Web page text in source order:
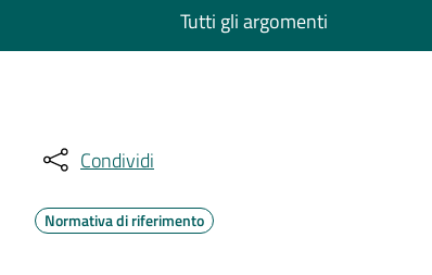
Tutti gli argomenti
Condividi
Normativa di riferimento